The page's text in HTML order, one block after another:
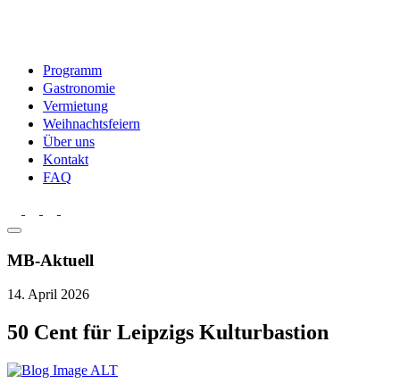
Programm
Gastronomie
Vermietung
Weihnachtsfeiern
Über uns
Kontakt
FAQ
MB-Aktuell
14. April 2026
50 Cent für Leipzigs Kulturbastion